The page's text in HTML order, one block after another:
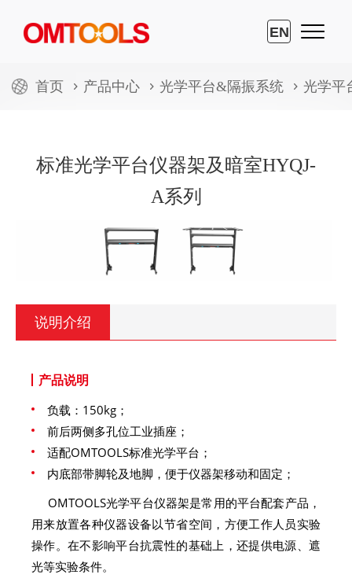
EN
首页 产品中心 光学平台&隔振系统 光学平
标准光学平台仪器架及暗室HYQJ-
A系列
说明介绍
产品说明
负载：150kg；
前后两侧多孔位工业插座；
适配OMTOOLS标准光学平台；
内底部带脚轮及地脚，便于仪器架移动和固定；
OMTOOLS光学平台仪器架是常用的平台配套产品，
用来放置各种仪器设备以节省空间，方便工作人员实验
操作。在不影响平台抗震性的基础上，还提供电源、遮
光等实验条件。